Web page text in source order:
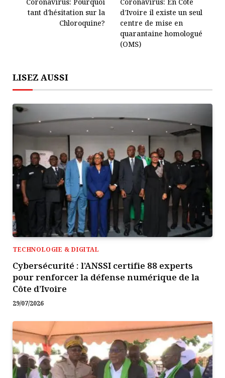
tant d’hésitation sur la
Chloroquine?
d’Ivoire il existe un seul
centre de mise en
quarantaine homologué
(OMS)
LISEZ AUSSI
TECHNOLOGIE & DIGITAL
Cybersécurité : l’ANSSI certifie 88 experts
pour renforcer la défense numérique de la
Côte d’Ivoire
29/07/2026